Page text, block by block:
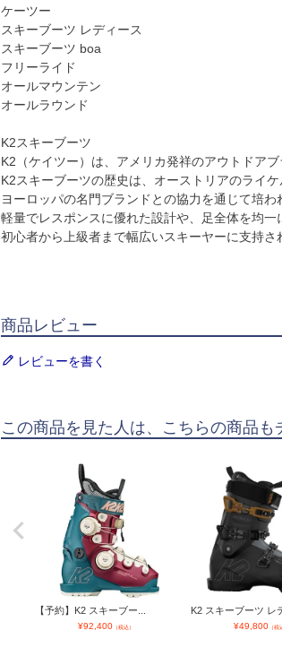
ケーツー
スキーブーツ レディース
スキーブーツ boa
フリーライド
オールマウンテン
オールラウンド
K2スキーブーツ
K2（ケイツー）は、アメリカ発祥のアウトドア
K2スキーブーツの歴史は、オーストリアのライ
ヨーロッパの名門ブランドとの協力を通じて培わ
軽量でレスポンスに優れた設計や、足全体を均
初心者から上級者まで幅広いスキーヤーに支持さ
商品レビュー
レビューを書く
この商品を見た人は、こちらの商品も
【予約】K2 スキーブー...
¥92,400（税込）
K2 スキーブーツ レ
¥49,800（税